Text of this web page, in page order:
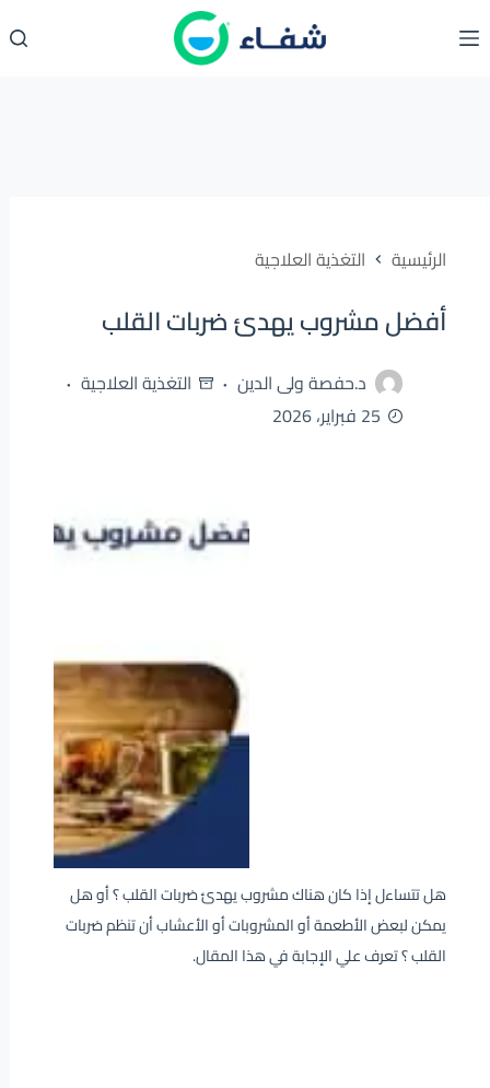
إلى
الرئيسية التغذية العلاجية
أفضل مشروب يهدئ ضربات القلب
د.حفصة ولى الدين
التغذية العلاجية
25 فبراير، 2026
هل تتساءل إذا كان هناك مشروب يهدئ ضربات القلب ؟ أو هل
يمكن لبعض الأطعمة أو المشروبات أو الأعشاب أن تنظم ضربات
القلب ؟ تعرف علي الإجابة في هذا المقال.